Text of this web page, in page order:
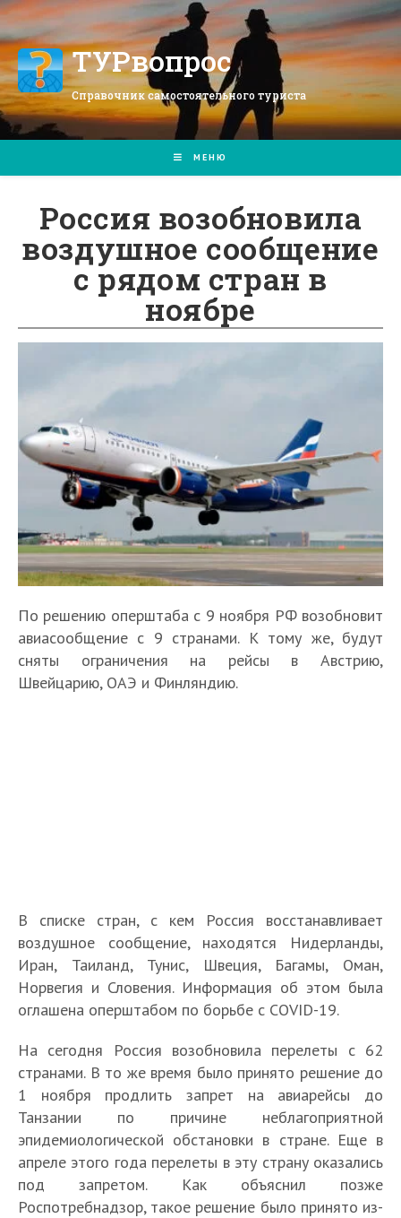
Перейти
к
содержимомуТУРвопрос
Справочник самостоятельного туриста
МЕНЮ
Россия возобновила
воздушное сообщение
с рядом стран в
ноябре
По решению оперштаба с 9 ноября РФ возобновит
авиасообщение с 9 странами. К тому же, будут
сняты ограничения на рейсы в Австрию,
Швейцарию, ОАЭ и Финляндию.
В списке стран, с кем Россия восстанавливает
воздушное сообщение, находятся Нидерланды,
Иран, Таиланд, Тунис, Швеция, Багамы, Оман,
Норвегия и Словения. Информация об этом была
оглашена оперштабом по борьбе с COVID-19.
На сегодня Россия возобновила перелеты с 62
странами. В то же время было принято решение до
1 ноября продлить запрет на авиарейсы до
Танзании по причине неблагоприятной
эпидемиологической обстановки в стране. Еще в
апреле этого года перелеты в эту страну оказались
под запретом. Как объяснил позже
Роспотребнадзор, такое решение было принято из-